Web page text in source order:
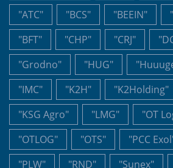
"ATC"
"BCS" "BEEIN"
"BFT"
"CHP" "CRJ"
"Grodno"
"HUG"
"IMC"
"K2H" "K2Holding"
"KSG Agro"
"LMG"
"OT
"OTLOG"
"OTS" "PCC
"PLW"
"RND" "Sunex"